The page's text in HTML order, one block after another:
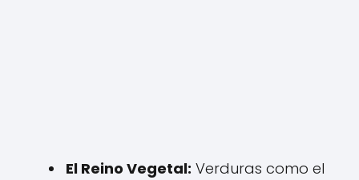
El Reino Vegetal: Verduras como el